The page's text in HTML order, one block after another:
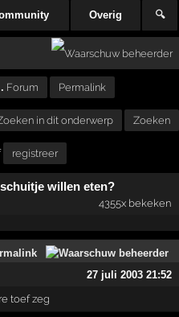
Overig 🔍
Forum Permalink
in dit onderwerp Zoeken
registreer
willen eten?
4355x bekeken
27 juli 2003 21:52
toef zeg